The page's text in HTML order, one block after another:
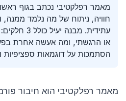
מאמר רפלקטיבי נכתב בגוף
חוויה, ניתוח של מה נלמד ממנה,
עתידית.
או הרגשתי, ומה אעשה אחרת
הסתמכות על דוגמאות ספציפיות
מאמר רפלקטיבי הוא חיבור